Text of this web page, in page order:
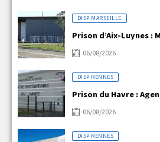
DISP MARSEILLE
Prison d’Aix-Luynes :
06/08/2026
DISP RENNES
Prison du Havre :
06/08/2026
DISP RENNES